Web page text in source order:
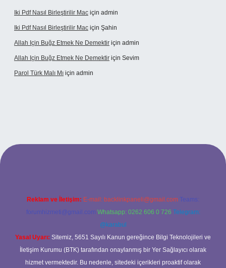
Iki Pdf Nasıl Birleştirilir Mac için admin
Iki Pdf Nasıl Birleştirilir Mac için Şahin
Allah Için Buğz Etmek Ne Demektir için admin
Allah Için Buğz Etmek Ne Demektir için Sevim
Parol Türk Malı Mı için admin
Reklam ve İletişim: E-mail: backlinkpaneli@gmail.com Teams:
forumhizmeti@gmail.com Whatsapp: 0262 606 0 726 Telegram:
@karabul
Yasal Uyarı: Sitemiz, 5651 Sayılı Kanun gereğince Bilgi Teknolojileri ve
İletişim Kurumu (BTK) tarafından onaylanmış bir Yer Sağlayıcı olarak
hizmet vermektedir. Bu nedenle, sitedeki içerikleri proaktif olarak